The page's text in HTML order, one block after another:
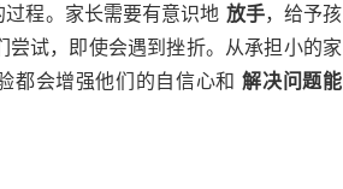
程。家长需要有意识地 放手，给予孩
试，即使会遇到挫折。从承担小的家
都会增强他们的自信心和解决问题能